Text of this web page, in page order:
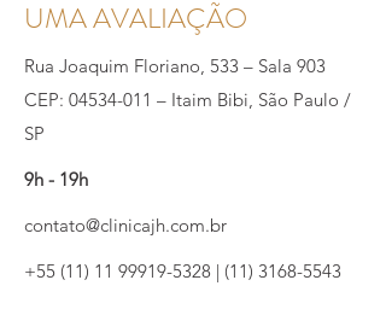
UMA AVALIAÇÃO
Rua Joaquim Floriano, 533 – Sala 903
CEP: 04534-011 – Itaim Bibi, São Paulo /
SP
9h - 19h
contato@clinicajh.com.br
+55 (11) 11 99919-5328 | (11) 3168-5543